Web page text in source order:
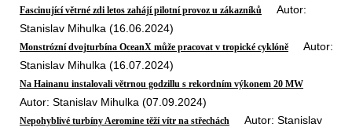
Fascinující větrné zdi letos zahájí pilotní provoz u zákazníků
Autor:
Stanislav Mihulka (16.06.2024)
Monstrózní dvojturbína OceanX může pracovat v tropické cyklóně Autor:
Stanislav Mihulka (16.07.2024)
Na Hainanu instalovali větrnou godzillu s rekordním výkonem 20 MW
Autor: Stanislav Mihulka (07.09.2024)
Nepohyblivé turbíny Aeromine těží vítr na střechách
Autor: Stanislav